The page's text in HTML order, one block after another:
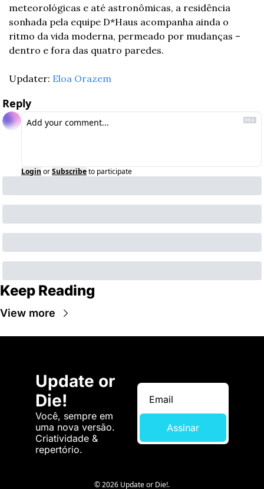
meteorológicas e até astronômicas, a residência
sonhada pela equipe D*Haus acompanha ainda o
ritmo da vida moderna, permeado por mudanças –
dentro e fora das quatro paredes.
Updater: Eloa Orazem
Reply
Login orSubscribeto participate
Keep Reading
View more
Update or
Die!
Você, sempre em
uma nova versão.
Criatividade &
repertório.
Assinar
© 2026 Update or Die!.